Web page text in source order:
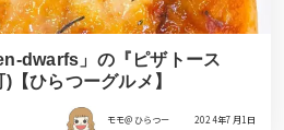
dwarfs」の『ピザトース
【ひらつーグルメ】
モモ＠ひらつー 2024年7月1日